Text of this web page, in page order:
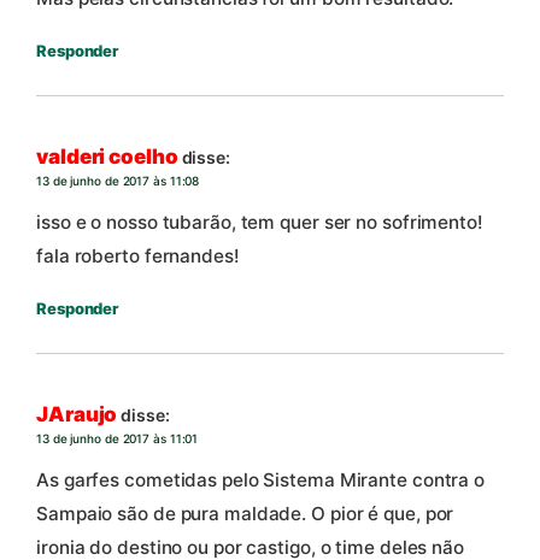
Responder
valderi coelho disse:
13 de junho de 2017 às 11:08
isso e o nosso tubarão, tem quer ser no sofrimento!
fala roberto fernandes!
Responder
JAraujo disse:
13 de junho de 2017 às 11:01
As garfes cometidas pelo Sistema Mirante contra o
Sampaio são de pura maldade. O pior é que, por
ironia do destino ou por castigo, o time deles não